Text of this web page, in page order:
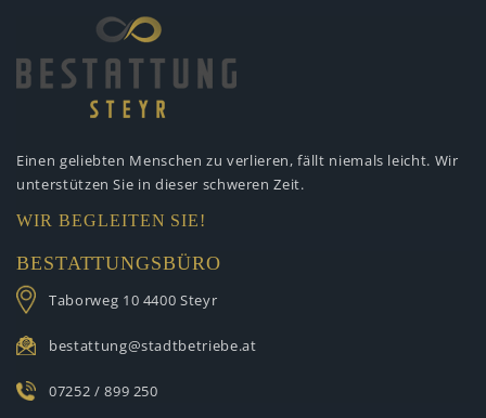
Einen geliebten Menschen zu verlieren, fällt niemals leicht. Wir
unterstützen Sie in dieser schweren Zeit.
WIR BEGLEITEN SIE!
BESTATTUNGSBÜRO
Taborweg 10 4400 Steyr
bestattung@stadtbetriebe.at
07252 / 899 250